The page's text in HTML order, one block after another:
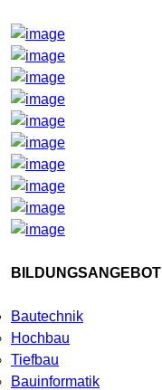
BILDUNGSANGEBOT
Bautechnik
Hochbau
Tiefbau
Bauinformatik